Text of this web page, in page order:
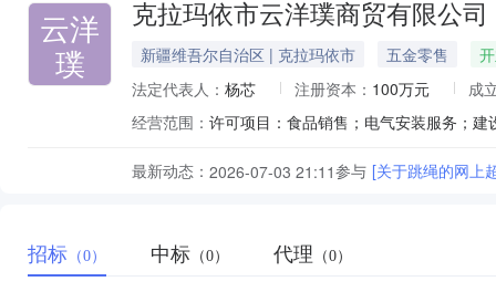
云洋
璞
克拉玛依市云洋璞商贸有限公司
新疆维吾尔自治区 | 克拉玛依市 五金零售
法定代表人： 杨芯 注册资本： 100万元
成
经营范围：
最新动态： 2026-07-03 21:11参与 [关于跳绳的网上
招标 （0） 中标 （0） 代理 （0）